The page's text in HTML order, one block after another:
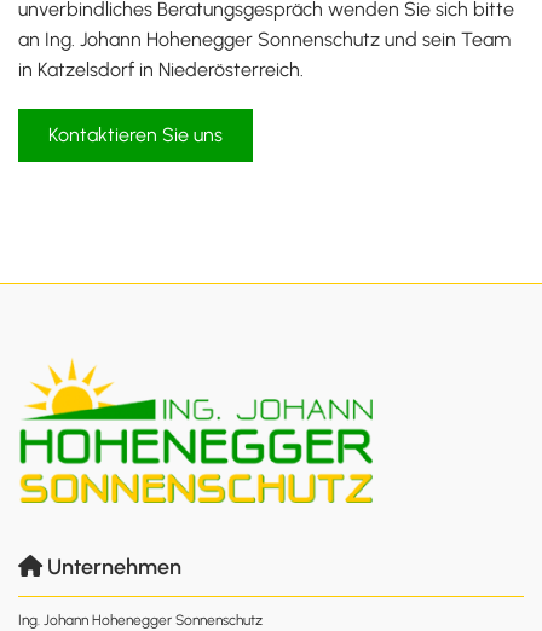
unverbindliches Beratungsgespräch wenden Sie sich bitte
an Ing. Johann Hohenegger Sonnenschutz und sein Team
in Katzelsdorf in Niederösterreich.
Kontaktieren Sie uns
Unternehmen
Ing. Johann Hohenegger Sonnenschutz